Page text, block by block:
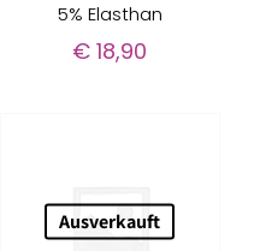
5% Elasthan
€ 18,90
Ausverkauft